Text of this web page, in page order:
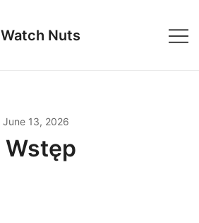
Watch Nuts
June 13, 2026
Wstęp